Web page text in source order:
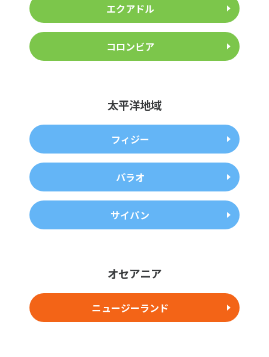
エクアドル
コロンビア
太平洋地域
フィジー
パラオ
サイパン
オセアニア
ニュージーランド